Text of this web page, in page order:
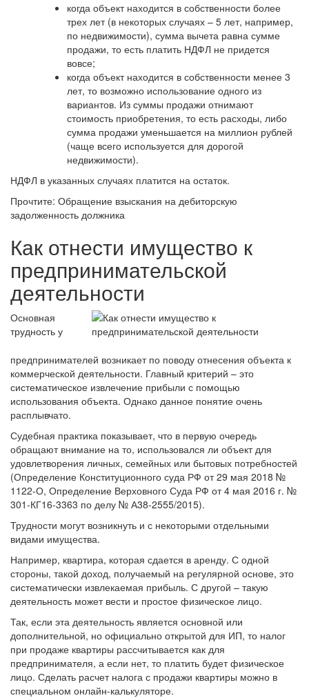
когда объект находится в собственности более
трех лет(в некоторых случаях – 5 лет, например,
по недвижимости), сумма вычета равна сумме
продажи, то есть платить НДФЛ не придется
вовсе;
когда объект находится в собственности менее 3
лет, то возможно использование одного из
вариантов. Из суммы продажи отнимают
стоимость приобретения, то есть расходы, либо
сумма продажи уменьшается на миллион рублей
(чаще всего используется для дорогой
недвижимости).
НДФЛ в указанных случаях платится на остаток.
Прочтите: Обращение взыскания на дебиторскую
задолженность должника
Как отнести имущество к
предпринимательской
деятельности
Основная
трудность у
предпринимателей возникает по поводу отнесения объекта к
коммерческой деятельности. Главный критерий – это
систематическое извлечение прибыли с помощью
использования объекта. Однако данное понятие очень
расплывчато.
Судебная практика показывает, что в первую очередь
обращают внимание на то, использовался ли объект для
удовлетворения личных, семейных или бытовых потребностей
(Определение Конституционного суда РФ от 29 мая 2018 №
1122-О, Определение Верховного Суда РФ от 4 мая 2016 г. №
301-КГ16-3363 по делу № А38-2555/2015).
Трудности могут возникнуть и с некоторыми отдельными
видами имущества.
Например, квартира, которая сдается в аренду. С одной
стороны, такой доход, получаемый на регулярной основе, это
систематически извлекаемая прибыль. С другой – такую
деятельность может вести и простое физическое лицо.
Так, если эта деятельность является основной или
дополнительной, но официально открытой для ИП, то налог
при продаже квартиры рассчитывается как для
предпринимателя, а если нет, то платить будет физическое
лицо. Сделать расчет налога с продажи квартиры можно в
специальном онлайн-калькуляторе.